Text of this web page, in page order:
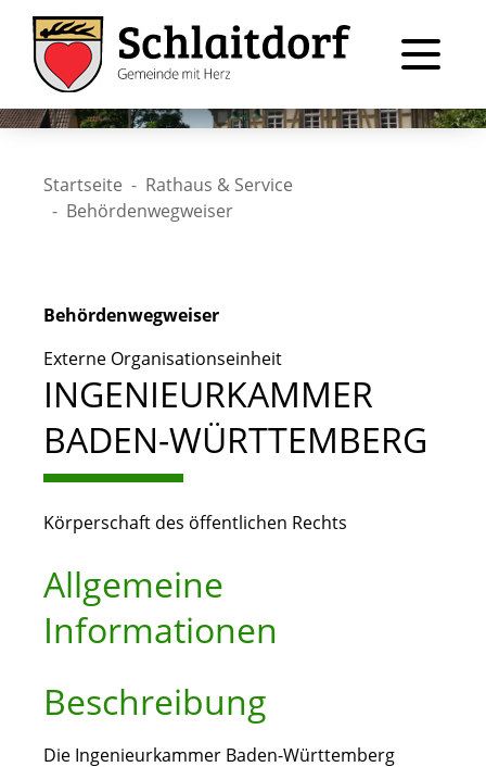
Startseite
Rathaus & Service
Behördenwegweiser
Behördenwegweiser
Externe Organisationseinheit
INGENIEURKAMMER
BADEN-WÜRTTEMBERG
Körperschaft des öffentlichen Rechts
Allgemeine
Informationen
Beschreibung
Die Ingenieurkammer Baden-Württemberg